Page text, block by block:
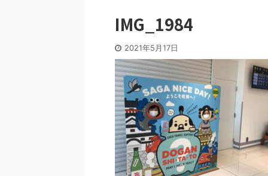
IMG_1984
2021年5月17日